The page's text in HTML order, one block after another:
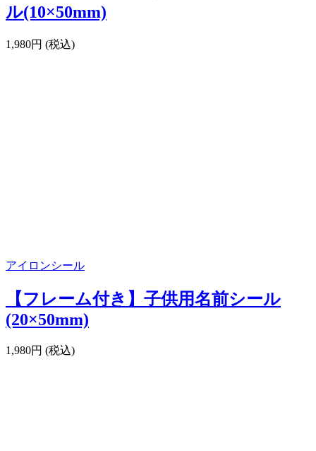
ル(10×50mm)
1,980円 (税込)
アイロンシール
【フレーム付き】子供用名前シール
(20×50mm)
1,980円 (税込)